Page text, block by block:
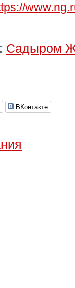
Садыром
ВКонтакте